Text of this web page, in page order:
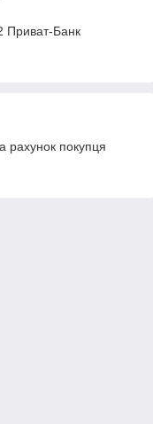
Приват-Банк
рахунок покупця